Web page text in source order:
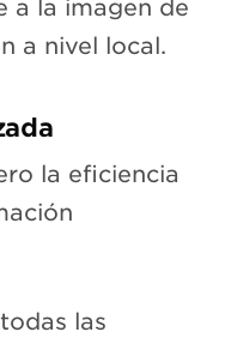
a la imagen de
a nivel local.
la eficiencia
las